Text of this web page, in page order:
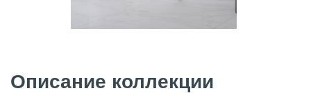
Описание коллекции